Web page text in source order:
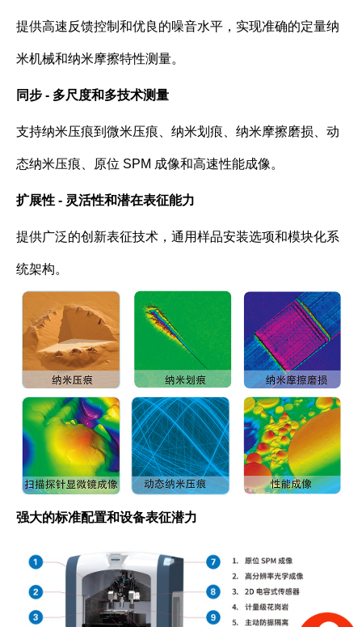
提供高速反馈控制和优良的噪音水平，实现准确的定量纳
米机械和纳米摩擦特性测量。
同步 - 多尺度和多技术测量
支持纳米压痕到微米压痕、纳米划痕、纳米摩擦磨损、动
态纳米压痕、原位 SPM 成像和高速性能成像。
扩展性 - 灵活性和潜在表征能力
提供广泛的创新表征技术，通用样品安装选项和模块化系
统架构。
强大的标准配置和设备表征潜力